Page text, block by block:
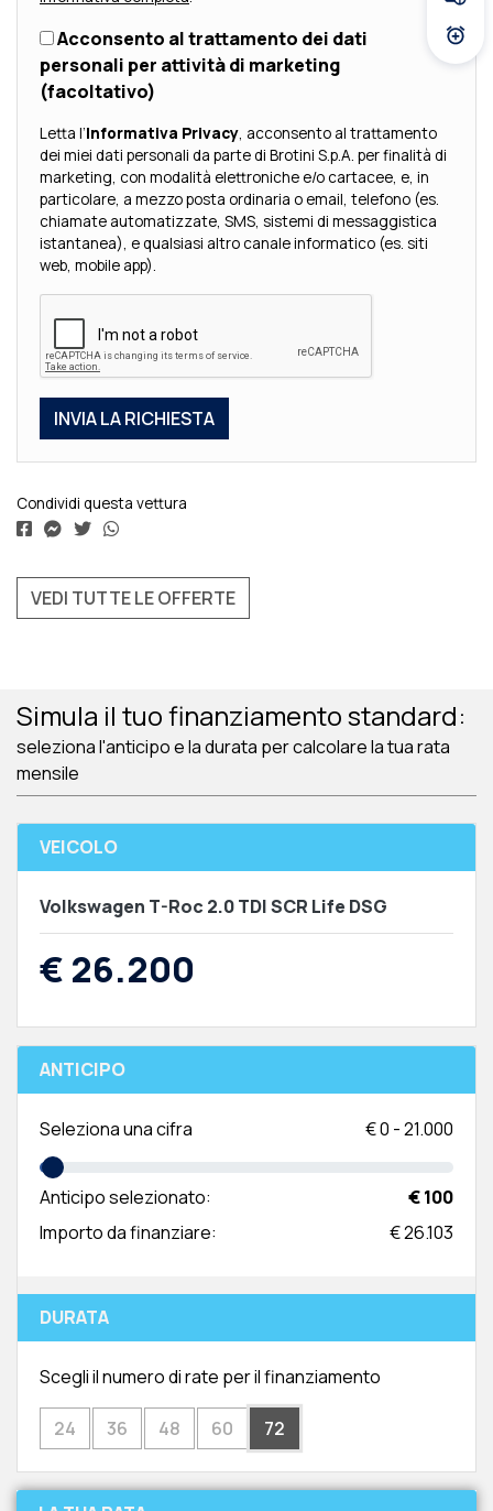
Acconsento al trattamento dei dati
personali per attività di marketing
(facoltativo)
Letta l’Informativa Privacy, acconsento al trattamento
dei miei dati personali da parte di Brotini S.p.A. per finalità di
marketing, con modalità elettroniche e/o cartacee, e, in
particolare, a mezzo posta ordinaria o email, telefono (es.
chiamate automatizzate, SMS, sistemi di messaggistica
istantanea), e qualsiasi altro canale informatico (es. siti
web, mobile app).
Condividi questa vettura
VEDI TUTTE LE OFFERTE
Simula il tuo finanziamento standard:
seleziona l'anticipo e la durata per calcolare la tua rata
mensile
VEICOLO
Volkswagen T-Roc 2.0 TDI SCR Life DSG
€ 26.200
ANTICIPO
Seleziona una cifra €0 -21.000
Anticipo selezionato:
€ 100
Importo da finanziare:
€ 26.103
DURATA
Scegli il numero di rate per il finanziamento
24 36 48 60 72